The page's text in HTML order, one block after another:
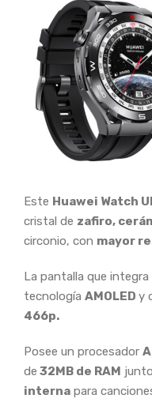
Este Huawei Watch
cristal de zafiro,
circonio, con mayor
La pantalla que integra
tecnología AMOLED y
466p.
Posee un procesador
de 32MB de RAM
interna para